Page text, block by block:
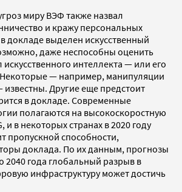
миру ВЭФ также назвал
и кражу персональных
докладе выделен искусственный
даже неспособны оценить
интеллекта — или его
— например, манипуляции
Другие еще предстоит
в докладе. Современные
полагаются на высокоскоростную
и в некоторых странах в 2020 году
пропускной способности,
доклада. По их данным, прогнозы
2040 года глобальный разрыв в
инфраструктуру может достичь